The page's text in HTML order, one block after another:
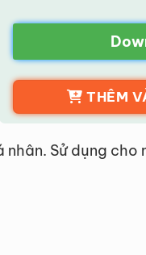
THÊM
Sử dụng